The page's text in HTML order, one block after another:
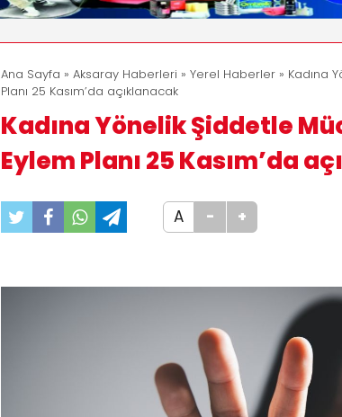
Ana Sayfa » Aksaray Haberleri » Yerel Haberler » Kadına
Planı 25 Kasım’da açıklanacak
Kadına Yönelik Şiddetle
Eylem Planı 25 Kasım’da
A - +